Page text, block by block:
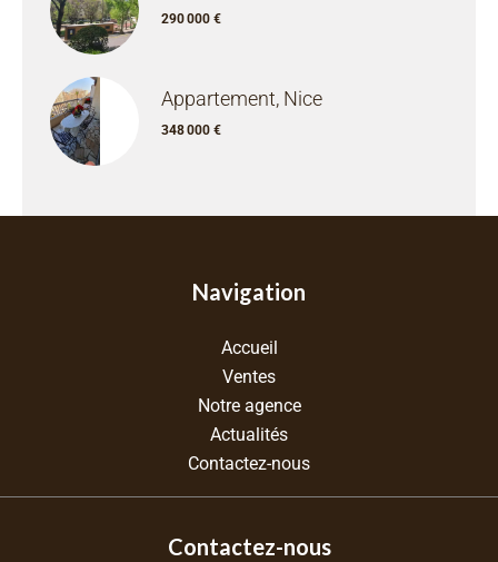
290 000 €
Appartement, Nice
348 000 €
Navigation
Accueil
Ventes
Notre agence
Actualités
Contactez-nous
Contactez-nous